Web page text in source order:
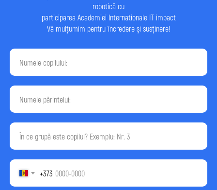
robotică cu
participarea Academiei Internationale IT impact
Vă mulțumim pentru încredere și susținere!
+373